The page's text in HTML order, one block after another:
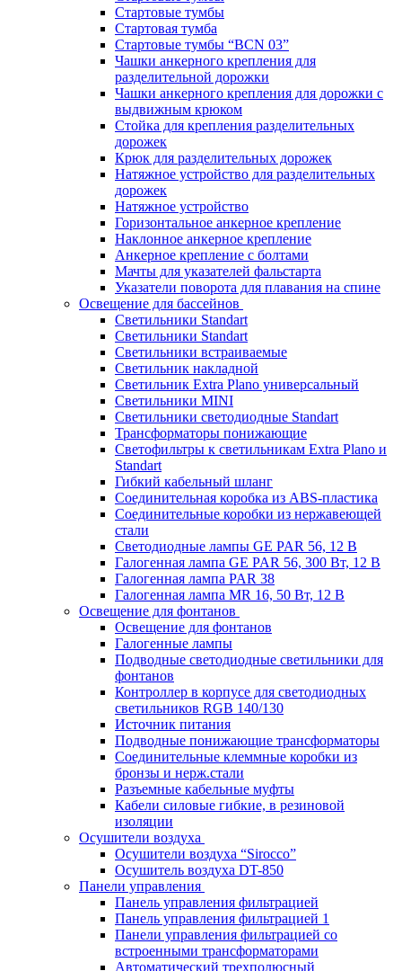
Стартовые тумбы
Стартовая тумба
Стартовые тумбы “BCN 03”
Чашки анкерного крепления для
разделительной дорожки
Чашки анкерного крепления для дорожки с
выдвижным крюком
Стойка для крепления разделительных
дорожек
Крюк для разделительных дорожек
Натяжное устройство для разделительных
дорожек
Натяжное устройство
Горизонтальное анкерное крепление
Наклонное анкерное крепление
Анкерное крепление с болтами
Мачты для указателей фальстарта
Указатели поворота для плавания на спине
Освещение для бассейнов
Светильники Standart
Светильники Standart
Светильники встраиваемые
Светильник накладной
Светильник Extra Plano универсальный
Светильники MINI
Светильники светодиодные Standart
Трансформаторы понижающие
Светофильтры к светильникам Extra Plano и
Standart
Гибкий кабельный шланг
Соединительная коробка из ABS-пластика
Соединительные коробки из нержавеющей
стали
Светодиодные лампы GE PAR 56, 12 В
Галогенная лампа GE PAR 56, 300 Вт, 12 В
Галогенная лампа PAR 38
Галогенная лампа MR 16, 50 Вт, 12 В
Освещение для фонтанов
Освещение для фонтанов
Галогенные лампы
Подводные светодиодные светильники для
фонтанов
Контроллер в корпусе для светодиодных
светильников RGB 140/130
Источник питания
Подводные понижающие трансформаторы
Соединительные клеммные коробки из
бронзы и нерж.стали
Разъемные кабельные муфты
Кабели силовые гибкие, в резиновой
изоляции
Осушители воздуха
Осушители воздуха “Sirocco”
Осушитель воздуха DT-850
Панели управления
Панель управления фильтрацией
Панель управления фильтрацией 1
Панели управления фильтрацией cо
встроенными трансформаторами
Автоматический трехполюсный